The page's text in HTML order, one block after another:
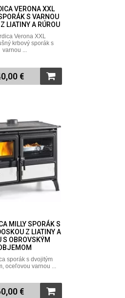
VERONA XXL
S VARNOU
LIATINY A RÚROU
Verona XXL
krbový sporák s
varnou ...
€
MILLY SPORÁK S
Z LIATINY A
S OBROVSKÝM
sporák s dvojitým
oceľovou varnou ...
€